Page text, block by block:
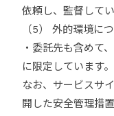
依頼し、監督してい
（5） 外的環境に
・委託先も含めて
に限定しています。
なお、サービスサ
開した安全管理措